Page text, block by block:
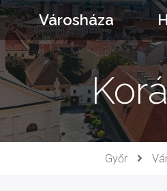
Városháza
Győr